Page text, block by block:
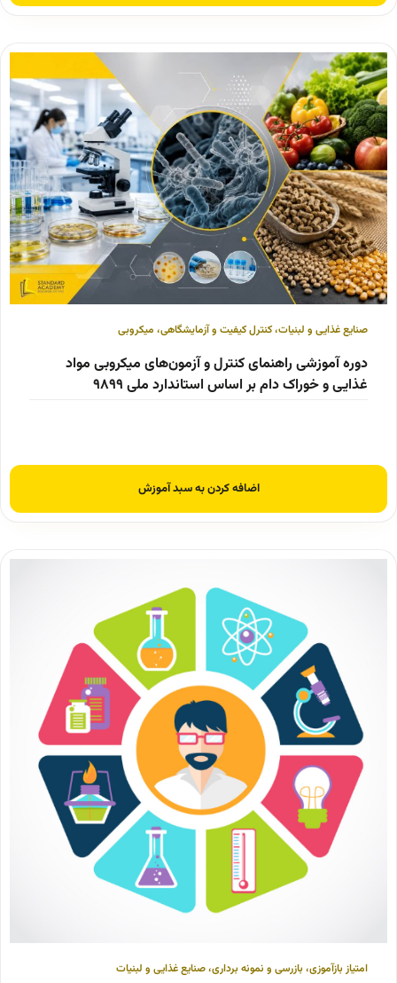
صنایع غذایی و لبنیات،کنترل کیفیت و آزمایشگاهی، میکروبی
دوره آموزشی راهنمای کنترل و آزمون‌های میکروبی مواد
غذایی و خوراک دام بر اساس استاندارد ملی ۹۸۹۹
اضافه کردن به سبد آموزش
امتیاز بازآموزی، بازرسی و نمونه برداری،صنایع غذایی و لبنیات